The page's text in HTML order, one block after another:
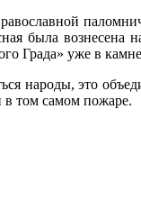
была вознесена
Града» уже в
народы, это
в том самом пожаре.